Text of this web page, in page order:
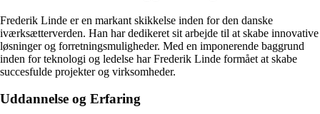
Frederik Linde er en markant skikkelse inden for den danske
iværksætterverden. Han har dedikeret sit arbejde til at skabe innovative
løsninger og forretningsmuligheder. Med en imponerende baggrund
inden for teknologi og ledelse har Frederik Linde formået at skabe
succesfulde projekter og virksomheder.
Uddannelse og Erfaring